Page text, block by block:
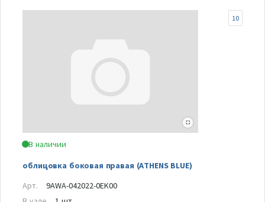
В наличии
облицовка боковая правая (ATHENS BLUE)
10
Арт.
9AWA-042022-0EK00